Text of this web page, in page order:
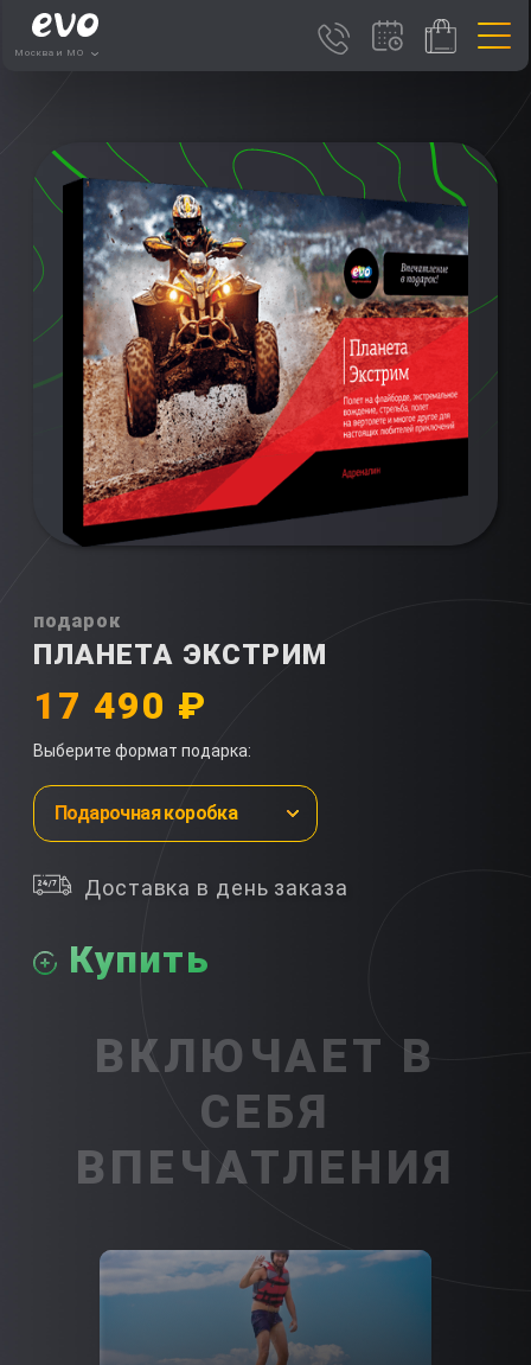
Москва и МО
подарок
ПЛАНЕТА ЭКСТРИМ
17 490 ₽
Выберите формат подарка:
Подарочная коробка
Доставка в день заказа
Купить
ВКЛЮЧАЕТ В
СЕБЯ
ВПЕЧАТЛЕНИЯ